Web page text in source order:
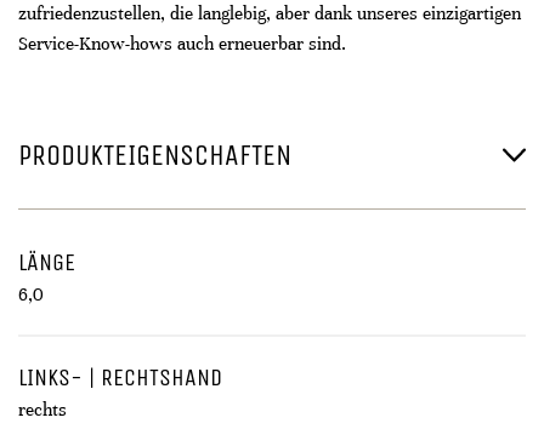
zufriedenzustellen, die langlebig, aber dank unseres einzigartigen
Service-Know-hows auch erneuerbar sind.
PRODUKTEIGENSCHAFTEN
LÄNGE
6,0
LINKS- | RECHTSHAND
rechts